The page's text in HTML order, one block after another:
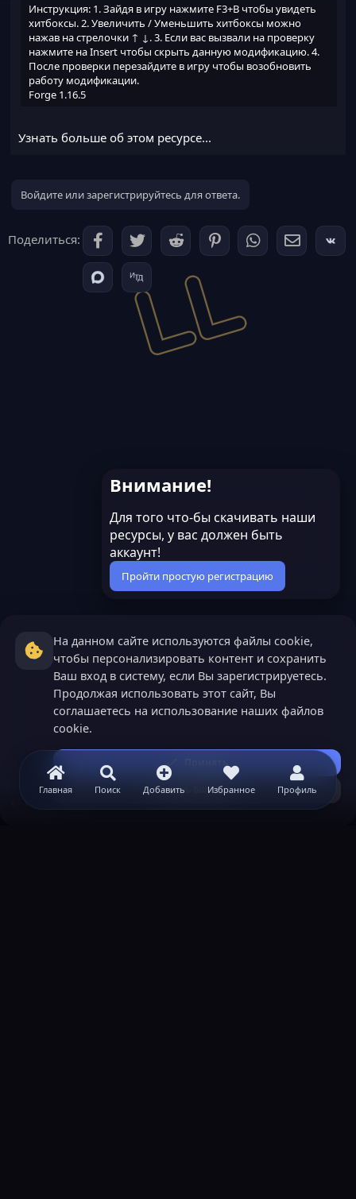
Главная Поиск Добавить Избранное Профиль
Инструкция: 1. Зайдя в игру нажмите F3+B чтобы увидеть
хитбоксы. 2. Увеличить / Уменьшить хитбоксы можно
нажав на стрелочки ↑ ↓. 3. Если вас вызвали на проверку
нажмите на Insert чтобы скрыть данную модификацию. 4.
После проверки перезайдите в игру чтобы возобновить
работу модификации.
Forge 1.16.5
Узнать больше об этом ресурсе...
Войдите или зарегистрируйтесь для ответа.
Поделиться:
Внимание!
Для того что-бы скачивать наши
ресурсы, у вас должен быть
аккаунт!
Пройти простую регистрацию
На данном сайте используются файлы cookie,
чтобы персонализировать контент и сохранить
Ваш вход в систему, если Вы зарегистрируетесь.
Продолжая использовать этот сайт, Вы
соглашаетесь на использование наших файлов
cookie.
Принять
Узнать больше...